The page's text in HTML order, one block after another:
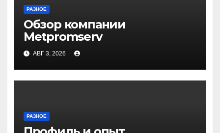
РАЗНОЕ
Обзор компании
Metpromserv
АВГ 3, 2026
РАЗНОЕ